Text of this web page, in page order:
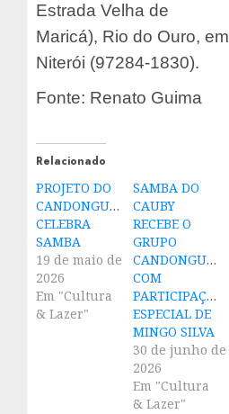
Estrada Velha de
Maricá), Rio do Ouro, em
Niterói (97284-1830).
Fonte: Renato Guima
Relacionado
PROJETO DO
CANDONGUEIRO
CELEBRA
SAMBA
19 de maio de
2026
Em "Cultura
& Lazer"
SAMBA DO
CAUBY
RECEBE O
GRUPO
CANDONGUEIRO
COM
PARTICIPAÇÃO
ESPECIAL DE
MINGO SILVA
30 de junho de
2026
Em "Cultura
& Lazer"